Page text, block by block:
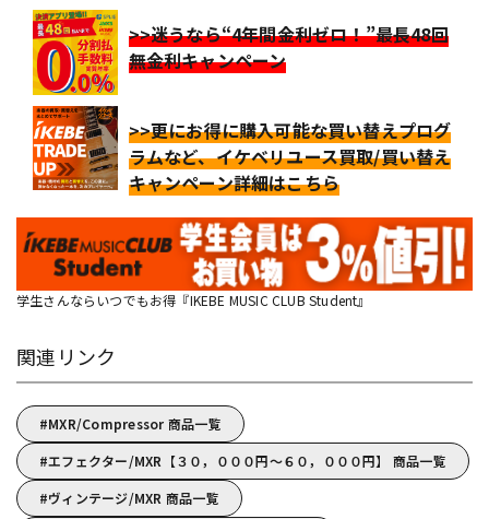
>>迷うなら“4年間金利ゼロ！”最長48回
無金利キャンペーン
>>更にお得に購入可能な買い替えプログ
ラムなど、イケベリユース買取/買い替え
キャンペーン詳細はこちら
学生さんならいつでもお得『IKEBE MUSIC CLUB Student』
関連リンク
MXR/Compressor 商品一覧
エフェクター/MXR【３０，０００円～６０，０００円】 商品一覧
ヴィンテージ/MXR 商品一覧